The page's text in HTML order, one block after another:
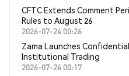
CFTC Extends Comment
Rules to August 26
2026-07-24 00:26
Zama Launches
Institutional Trading
2026-07-24 00:17